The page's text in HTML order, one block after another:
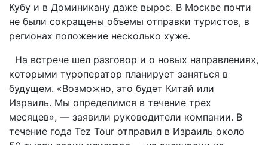
Кубу и в Доминикану даже вырос. В Москве почти
не были сокращены объемы отправки туристов, в
регионах положение несколько хуже.
На встрече шел разговор и о новых направлениях,
которыми туроператор планирует заняться в
будущем. «Возможно, это будет Китай или
Израиль. Мы определимся в течение трех
месяцев», — заявили руководители компании. В
течение года Tez Tour отправил в Израиль около